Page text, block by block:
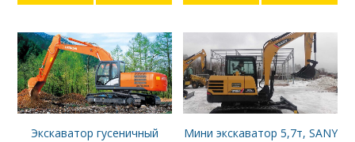
Экскаватор гусеничный
Мини экскаватор 5,7т, SANY